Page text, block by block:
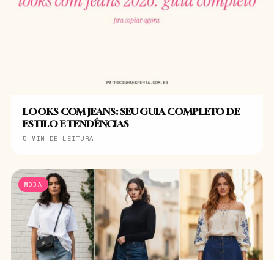
LOOKS COM JEANS: SEU GUIA COMPLETO DE
ESTILO E TENDÊNCIAS
5 MIN DE LEITURA
MODA